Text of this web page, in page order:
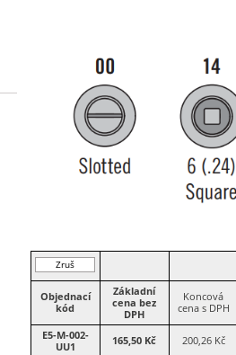
Zruš
filtr
Objednací
kód
Základní
cena bez
DPH
Koncová
cena s DPH
E5-M-002-
UU1
165,50 Kč 200,26 Kč